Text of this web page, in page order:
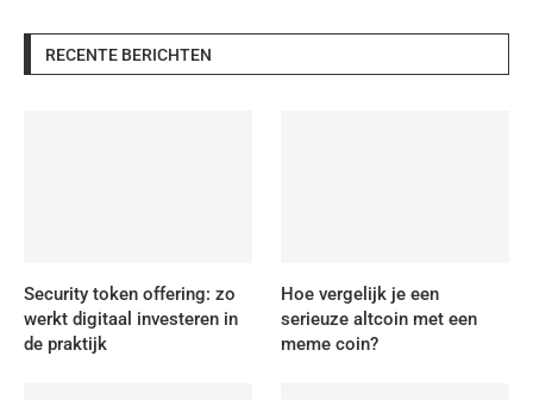
RECENTE BERICHTEN
Security token offering: zo
werkt digitaal investeren in
de praktijk
Hoe vergelijk je een
serieuze altcoin met een
meme coin?